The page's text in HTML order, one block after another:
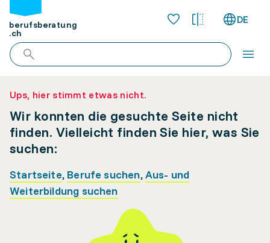
berufsberatung
.ch
DE
Ups, hier stimmt etwas nicht.
Wir konnten die gesuchte Seite nicht
finden. Vielleicht finden Sie hier, was Sie
suchen:
Startseite, Berufe suchen,Aus- und
Weiterbildung suchen